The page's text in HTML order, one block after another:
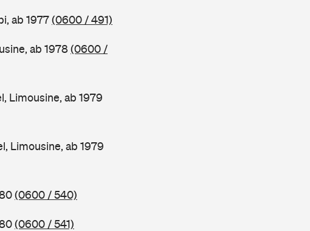
ab 1977(0600 / 491)
ab 1978(0600 /
Limousine, ab 1979
Limousine, ab 1979
(0600 / 540)
(0600 / 541)